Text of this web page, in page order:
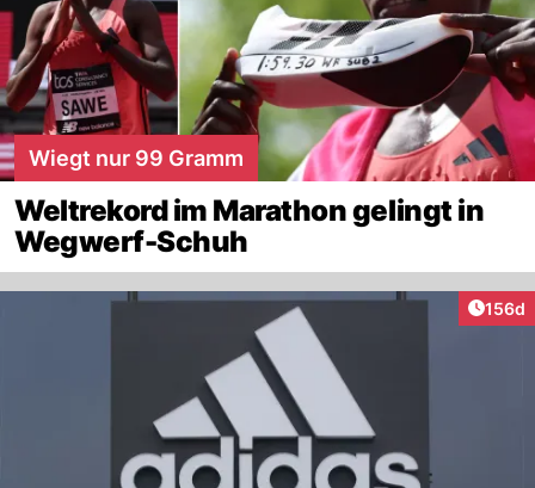
Wiegt nur 99 Gramm
Weltrekord im Marathon gelingt in
Wegwerf-Schuh
156d